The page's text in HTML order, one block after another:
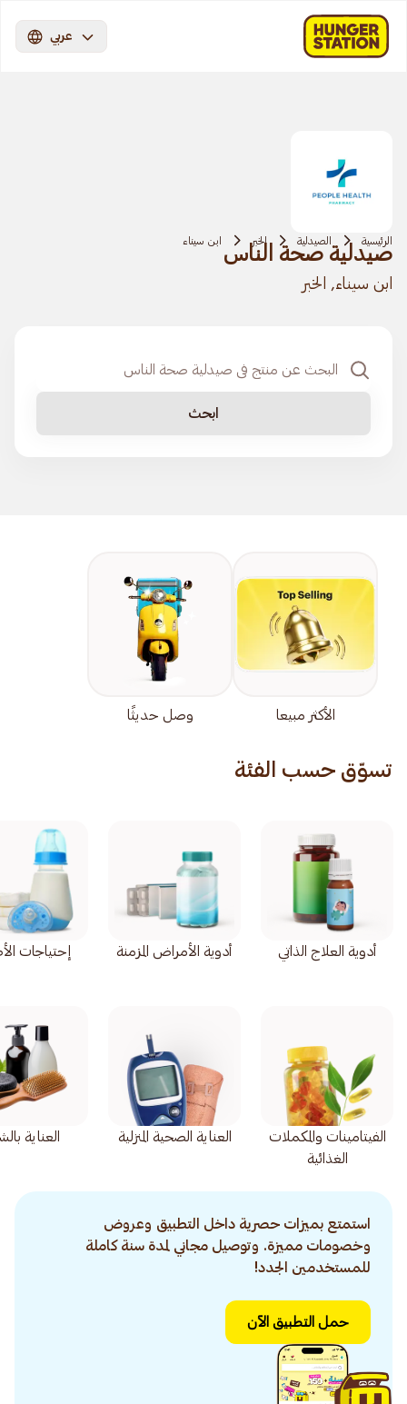
عربي
الرئيسية الصيدلية الخبر ابن سيناء
صيدلية صحة الناس
ابن سيناء, الخبر
ابحث
الأكثر مبيعا وصل حديثًا
تسوّق حسب الفئة
أدوية العلاج الذاتي أدوية الأمراض المزمنة إحتياجات
الفيتامينات والمكملات
الغذائية
العناية الصحية المنزلية العناية
استمتع بميزات حصرية داخل التطبيق وعروض
وخصومات مميزة. وتوصيل مجاني لمدة سنة كاملة
للمستخدمين الجدد!
حمل التطبيق الآن